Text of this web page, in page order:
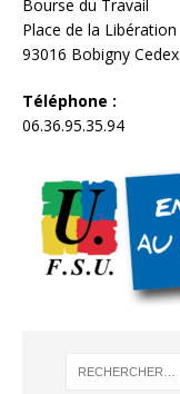
Bourse du Travail
Place de la Libération
93016 Bobigny Cedex
Téléphone :
06.36.95.35.94